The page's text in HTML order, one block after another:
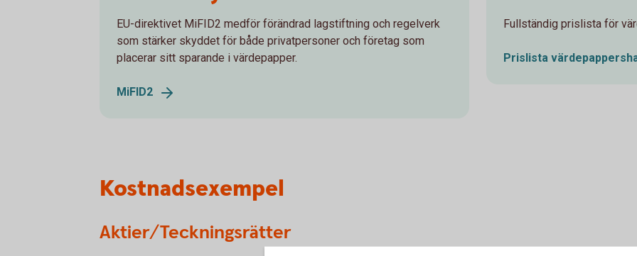
EU-direktivet MiFID2 medför förändrad lagstiftning och regelverk
som stärker skyddet för både privatpersoner och företag som
placerar sitt sparande i värdepapper.
MiFID2
Fullständig prislista för
Prislista
Kostnadsexempel
Aktier/Teckningsrätter